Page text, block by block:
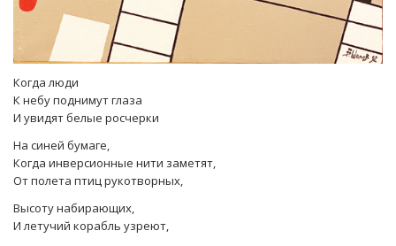
Когда люди
К небу поднимут глаза
И увидят белые росчерки
На синей бумаге,
Когда инверсионные нити заметят,
От полета птиц рукотворных,
Высоту набирающих,
И летучий корабль узреют,